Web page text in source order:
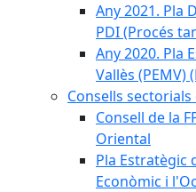
Any 2021. Pla
PDI (Procés
Any 2020. Pla
Vallès (PEMV)
Consells
Consell de la
Oriental
Pla Estratègic
Econòmic i